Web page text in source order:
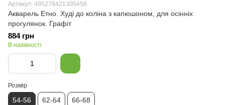
Артикул: 495278421305456
Акварель Етно. Худі до коліна з капюшоном, для осінніх
прогулянок. Графіт
884 грн
В наявності
Розмір
54-56 62-64 66-68